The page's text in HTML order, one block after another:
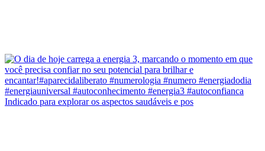
Indicado para explorar os aspectos saudáveis e pos